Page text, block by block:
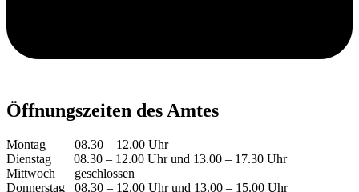
Öffnungszeiten des Amtes
Montag 08.30 – 12.00 Uhr
Dienstag 08.30 – 12.00 Uhr und 13.00 – 17.30 Uhr
Mittwoch geschlossen
Donnerstag 08.30 – 12.00 Uhr und 13.00 – 15.00 Uhr